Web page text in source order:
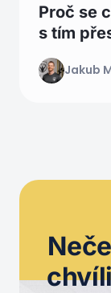
Proč se
s tím
Jakub